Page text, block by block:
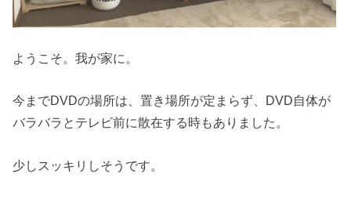
ようこそ。我が家に。
今までDVDの場所は、置き場所が定まらず、DVD自体が
バラバラとテレビ前に散在する時もありました。
少しスッキリしそうです。